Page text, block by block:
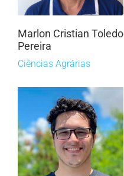
Marlon Cristian Toledo
Pereira
Ciências Agrárias